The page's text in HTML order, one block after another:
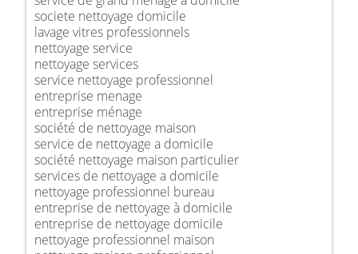
societe nettoyage domicile
lavage vitres professionnels
nettoyage service
nettoyage services
service nettoyage professionnel
entreprise menage
entreprise ménage
société de nettoyage maison
service de nettoyage a domicile
société nettoyage maison particulier
services de nettoyage a domicile
nettoyage professionnel bureau
entreprise de nettoyage à domicile
entreprise de nettoyage domicile
nettoyage professionnel maison